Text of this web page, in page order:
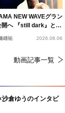
NEW WAVEグラン
開へ 『still dark』と同
雄祐 2026.08.06
動画記事一覧
沙倉ゆうのインタビ